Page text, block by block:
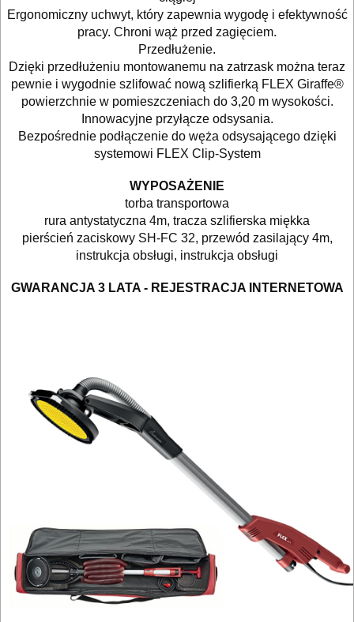
PROXXON
przecinarki
radia
budowlane
satyniarki
heble
szlifierki
budowlane
szlifierki
mimośrod.
szlifierki
proste
szlifierki
stołowe
Ergonomiczny uchwyt, który zapewnia wygodę i efektywność
pracy. Chroni wąż przed zagięciem.
Przedłużenie.
Dzięki przedłużeniu montowanemu na zatrzask można teraz
pewnie i wygodnie szlifować nową szlifierką FLEX Giraffe®
powierzchnie w pomieszczeniach do 3,20 m wysokości.
Innowacyjne przyłącze odsysania.
Bezpośrednie podłączenie do węża odsysającego dzięki
systemowi FLEX Clip-System
WYPOSAŻENIE
torba transportowa
rura antystatyczna 4m, tracza szlifierska miękka
pierścień zaciskowy SH-FC 32, przewód zasilający 4m,
instrukcja obsługi, instrukcja obsługi
GWARANCJA 3 LATA - REJESTRACJA INTERNETOWA